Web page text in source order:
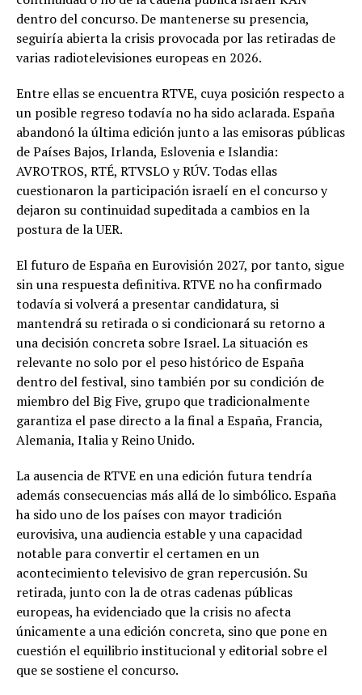
dentro del concurso. De mantenerse su presencia,
seguiría abierta la crisis provocada por las retiradas de
varias radiotelevisiones europeas en 2026.
Entre ellas se encuentra RTVE, cuya posición respecto a
un posible regreso todavía no ha sido aclarada. España
abandonó la última edición junto a las emisoras públicas
de Países Bajos, Irlanda, Eslovenia e Islandia:
AVROTROS, RTÉ, RTVSLO y RÚV. Todas ellas
cuestionaron la participación israelí en el concurso y
dejaron su continuidad supeditada a cambios en la
postura de la UER.
El futuro de España en Eurovisión 2027, por tanto, sigue
sin una respuesta definitiva. RTVE no ha confirmado
todavía si volverá a presentar candidatura, si
mantendrá su retirada o si condicionará su retorno a
una decisión concreta sobre Israel. La situación es
relevante no solo por el peso histórico de España
dentro del festival, sino también por su condición de
miembro del Big Five, grupo que tradicionalmente
garantiza el pase directo a la final a España, Francia,
Alemania, Italia y Reino Unido.
La ausencia de RTVE en una edición futura tendría
además consecuencias más allá de lo simbólico. España
ha sido uno de los países con mayor tradición
eurovisiva, una audiencia estable y una capacidad
notable para convertir el certamen en un
acontecimiento televisivo de gran repercusión. Su
retirada, junto con la de otras cadenas públicas
europeas, ha evidenciado que la crisis no afecta
únicamente a una edición concreta, sino que pone en
cuestión el equilibrio institucional y editorial sobre el
que se sostiene el concurso.